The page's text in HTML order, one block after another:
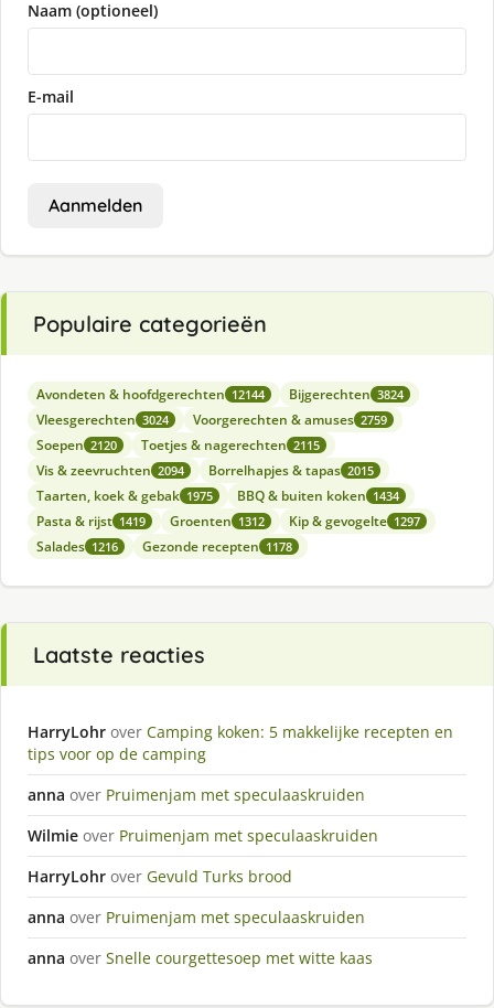
Naam (optioneel)
E-mail
Aanmelden
Populaire categorieën
Avondeten & hoofdgerechten 12144 Bijgerechten 3824
Vleesgerechten 3024 Voorgerechten & amuses 2759
Soepen 2120 Toetjes & nagerechten 2115
Vis & zeevruchten 2094 Borrelhapjes & tapas 2015
Taarten, koek & gebak 1975 BBQ & buiten koken 1434
Pasta & rijst 1419 Groenten 1312 Kip & gevogelte 1297
Salades 1216 Gezonde recepten 1178
Laatste reacties
HarryLohr over Camping koken: 5 makkelijke recepten en
tips voor op de camping
anna over Pruimenjam met speculaaskruiden
Wilmie over Pruimenjam met speculaaskruiden
HarryLohr over Gevuld Turks brood
anna over Pruimenjam met speculaaskruiden
anna over Snelle courgettesoep met witte kaas